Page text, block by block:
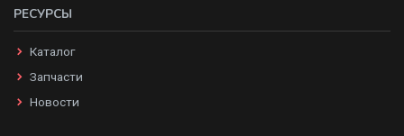
РЕСУРСЫ
Каталог
Запчасти
Новости